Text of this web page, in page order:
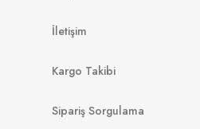
İletişim
Kargo Takibi
Sipariş Sorgulama